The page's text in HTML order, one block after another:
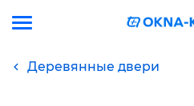
Деревянные двери